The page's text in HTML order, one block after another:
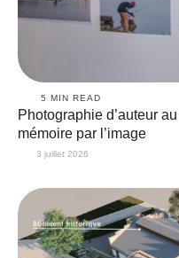
5 MIN READ
Photographie d’auteur
mémoire par l’image
3 juillet 2026